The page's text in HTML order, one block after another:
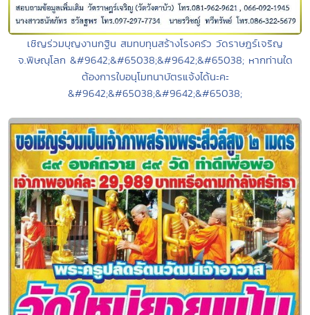
เชิญร่วมบุญงานกฐิน สมทบทุนสร้างโรงครัว วัดราษฎร์เจริญ
จ.พิษณุโลก &#9642;&#65038;&#9642;&#65038; หากท่านใด
ต้องการใบอนุโมทนาบัตรแจ้งได้นะคะ
&#9642;&#65038;&#9642;&#65038;